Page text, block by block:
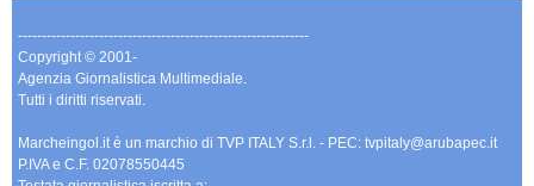
-------------------------------------------------------------
Copyright © 2001-
Agenzia Giornalistica Multimediale.
Tutti i diritti riservati.
Marcheingol.it è un marchio di TVP ITALY S.r.l. - PEC: tvpitaly@arubapec.it
P.IVA e C.F. 02078550445